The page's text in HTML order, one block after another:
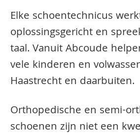
Elke schoentechnicus
oplossingsgericht en
taal. Vanuit Abcoude
vele kinderen en
Haastrecht en daarbuiten.
​​​​Orthopedische en semi-
schoenen zijn niet een